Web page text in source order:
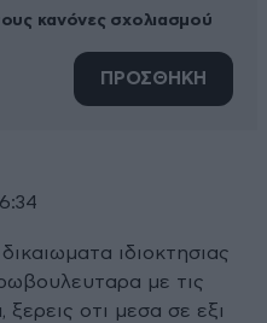
κανόνες σχολιασμού
ΠΡΟΣΘΗΚΗ
ιδιοκτησιας
με τις
οτι μεσα σε εξι